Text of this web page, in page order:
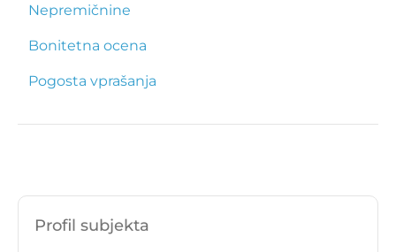
Nepremičnine
Bonitetna ocena
Pogosta vprašanja
Profil subjekta